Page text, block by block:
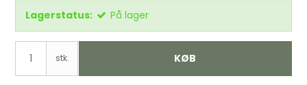
Lagerstatus: På lager
stk. KØB